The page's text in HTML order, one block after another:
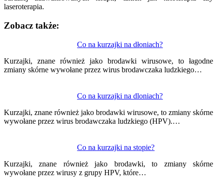
laseroterapia.
Zobacz także:
Co na kurzajki na dłoniach?
Kurzajki, znane również jako brodawki wirusowe, to łagodne
zmiany skórne wywołane przez wirus brodawczaka ludzkiego…
Co na kurzajki na dloniach?
Kurzajki, znane również jako brodawki wirusowe, to zmiany skórne
wywołane przez wirus brodawczaka ludzkiego (HPV).…
Co na kurzajki na stopie?
Kurzajki, znane również jako brodawki, to zmiany skórne
wywołane przez wirusy z grupy HPV, które…
wpisu